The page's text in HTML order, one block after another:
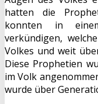
hatten die
konnten in
verkündigen,
Volkes und weit
Diese Prophetien
im Volk
wurde über